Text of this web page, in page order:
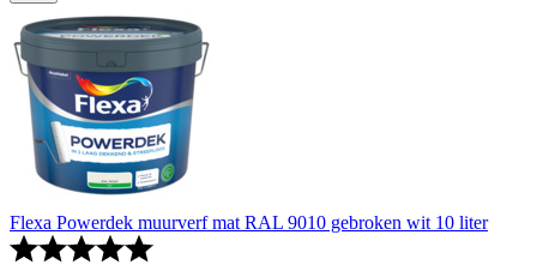
Flexa Powerdek muurverf mat RAL 9010 gebroken wit 10 liter